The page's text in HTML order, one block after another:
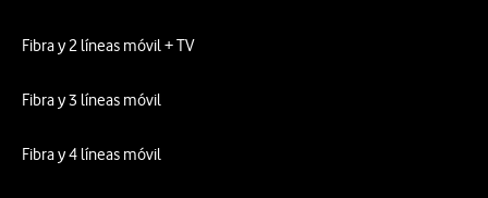
Fibra y 2 líneas móvil + TV
Fibra y 3 líneas móvil
Fibra y 4 líneas móvil